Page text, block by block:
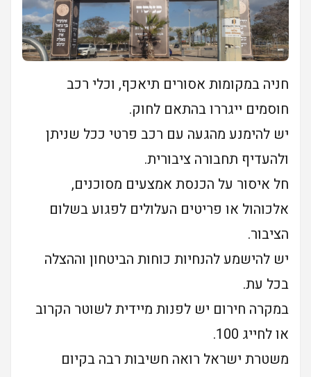
חניה במקומות אסורים תיאכף, וכלי רכב
חוסמים ייגררו בהתאם לחוק.
יש להימנע מהגעה עם רכב פרטי ככל שניתן
ולהעדיף תחבורה ציבורית.
חל איסור על הכנסת אמצעים מסוכנים,
אלכוהול או פריטים העלולים לפגוע בשלום
הציבור.
יש להישמע להנחיות כוחות הביטחון וההצלה
בכל עת.
במקרה חירום יש לפנות מיידית לשוטר הקרוב
או לחייג 100.
משטרת ישראל רואה חשיבות רבה בקיום